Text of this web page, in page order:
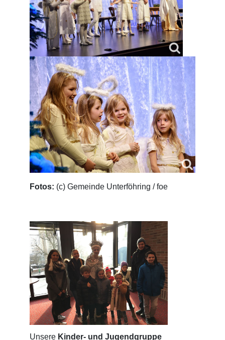
Fotos: (c) Gemeinde Unterföhring / foe
Unsere Kinder- und Jugendgruppe